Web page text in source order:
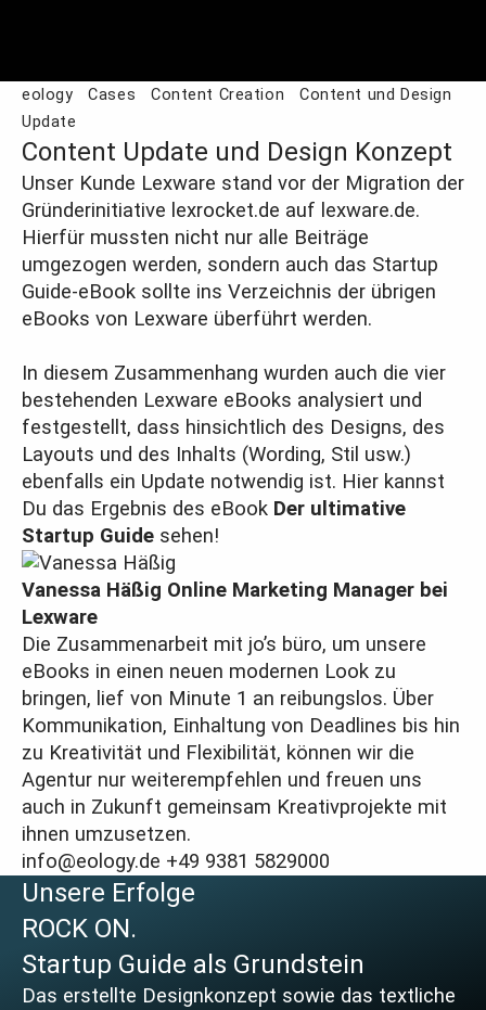
eology Cases Content Creation
Content und Design
Update
Content Update und Design Konzept
Unser Kunde Lexware stand vor der Migration der
Gründerinitiative lexrocket.de auf lexware.de.
Hierfür mussten nicht nur alle Beiträge
umgezogen werden, sondern auch das Startup
Guide-eBook sollte ins Verzeichnis der übrigen
eBooks von Lexware überführt werden.
In diesem Zusammenhang wurden auch die vier
bestehenden Lexware eBooks analysiert und
festgestellt, dass hinsichtlich des Designs, des
Layouts und des Inhalts (Wording, Stil usw.)
ebenfalls ein Update notwendig ist. Hier kannst
Du das Ergebnis des eBook Der ultimative
Startup Guide sehen!
Vanessa Häßig Online Marketing Manager bei
Lexware
Die Zusammenarbeit mit jo’s büro, um unsere
eBooks in einen neuen modernen Look zu
bringen, lief von Minute 1 an reibungslos. Über
Kommunikation, Einhaltung von Deadlines bis hin
zu Kreativität und Flexibilität, können wir die
Agentur nur weiterempfehlen und freuen uns
auch in Zukunft gemeinsam Kreativprojekte mit
ihnen umzusetzen.
info@eology.de +49 9381 5829000
Unsere Erfolge
ROCK ON.
Startup Guide als Grundstein
Das erstellte Designkonzept sowie das textliche